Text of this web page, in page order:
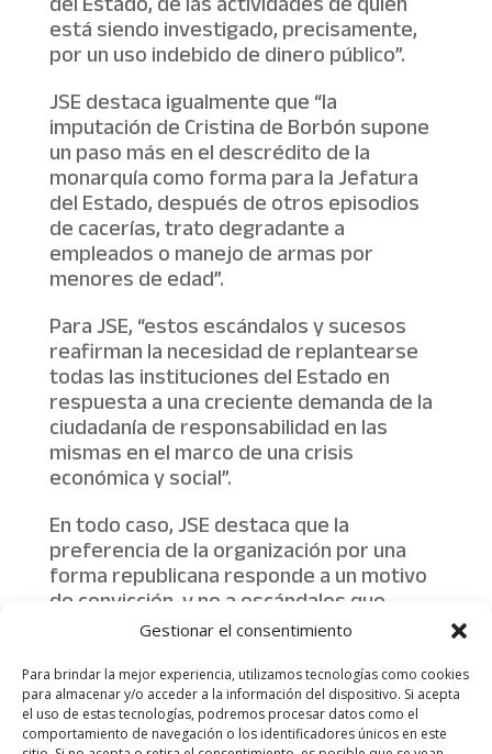
Gestionar el consentimiento
Para brindar la mejor experiencia, utilizamos tecnologías como cookies
para almacenar y/o acceder a la información del dispositivo. Si acepta
el uso de estas tecnologías, podremos procesar datos como el
comportamiento de navegación o los identificadores únicos en este
está siendo investigado, precisamente,
por un uso indebido de dinero público”.
JSE destaca igualmente que “la
imputación de Cristina de Borbón supone
un paso más en el descrédito de la
monarquía como forma para la Jefatura
del Estado, después de otros episodios
de cacerías, trato degradante a
empleados o manejo de armas por
menores de edad”.
Para JSE, “estos escándalos y sucesos
reafirman la necesidad de replantearse
todas las instituciones del Estado en
respuesta a una creciente demanda de la
ciudadanía de responsabilidad en las
mismas en el marco de una crisis
económica y social”.
En todo caso, JSE destaca que la
preferencia de la organización por una
forma republicana responde a un motivo
de convicción, y no a escándalos que
puedan implicar a la opción monárquica.